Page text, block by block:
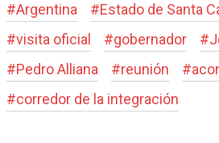
#Argentina #Estado de Santa
#visita oficial #gobernador #
#Pedro Alliana #reunión #
#corredor de la integración